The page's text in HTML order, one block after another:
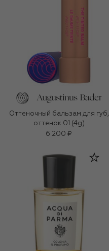
Оттеночный бальзам для губ,
оттенок 01 (4g)
6 200 ₽